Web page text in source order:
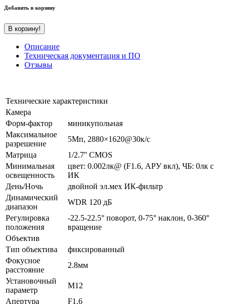
Добавить в корзину
В корзину!
Описание
Техническая документация и ПО
Отзывы
Технические характеристики
Камера
Форм-фактор
миникупольная
Максимальное
разрешение
5Мп, 2880×1620@30к/c
Матрица
1/2.7'' CMOS
Минимальная
освещенность
цвет: 0.002лк@ (F1.6, АРУ вкл), ЧБ: 0лк с
ИК
День/Ночь
двойной эл.мех ИК-фильтр
Динамический
диапазон
WDR 120 дБ
Регулировка
положения
-22.5-22.5° поворот, 0-75° наклон, 0-360°
вращение
Объектив
Тип объектива
фиксированный
Фокусное
расстояние
2.8мм
Установочный
параметр
M12
Апертура
F1.6